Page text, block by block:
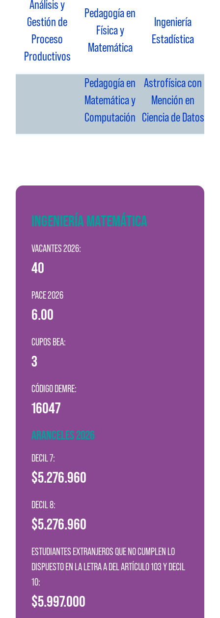
Análisis y
Gestión de
Proceso
Productivos
Pedagogía en
Física y
Matemática
Ingeniería
Estadística
Pedagogía en
Matemática y
Computación
Astrofísica con
Mención en
Ciencia de Datos
INGENIERÍA MATEMÁTICA
VACANTES 2026:
40
PACE 2026
6.00
CUPOS BEA:
3
CÓDIGO DEMRE:
16047
ARANCELES 2026
DECIL 7:
$5.276.960
DECIL 8:
$5.276.960
ESTUDIANTES EXTRANJEROS QUE NO CUMPLEN LO
DISPUESTO EN LA LETRA A DEL ARTÍCULO 103 Y DECIL
10:
$5.997.000